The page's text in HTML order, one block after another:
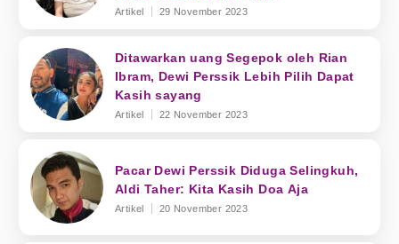
Artikel 29 November 2023
Ditawarkan uang Segepok oleh Rian
Ibram, Dewi Perssik Lebih Pilih Dapat
Kasih sayang
Artikel 22 November 2023
Pacar Dewi Perssik Diduga Selingkuh,
Aldi Taher: Kita Kasih Doa Aja
Artikel 20 November 2023